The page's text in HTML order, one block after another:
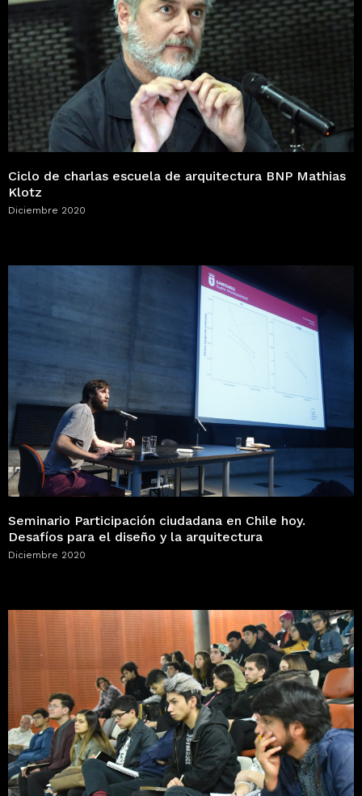
Ciclo de charlas escuela de arquitectura BNP Mathias
Klotz
Diciembre 2020
Seminario Participación ciudadana en Chile hoy.
Desafíos para el diseño y la arquitectura
Diciembre 2020